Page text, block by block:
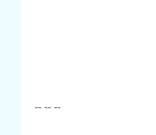
-- -- --